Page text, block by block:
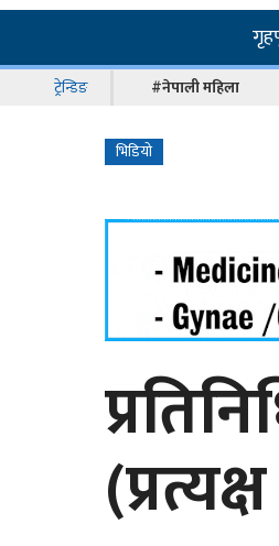
ट्रेन्डिङ #नेपाली महिला
भिडियो